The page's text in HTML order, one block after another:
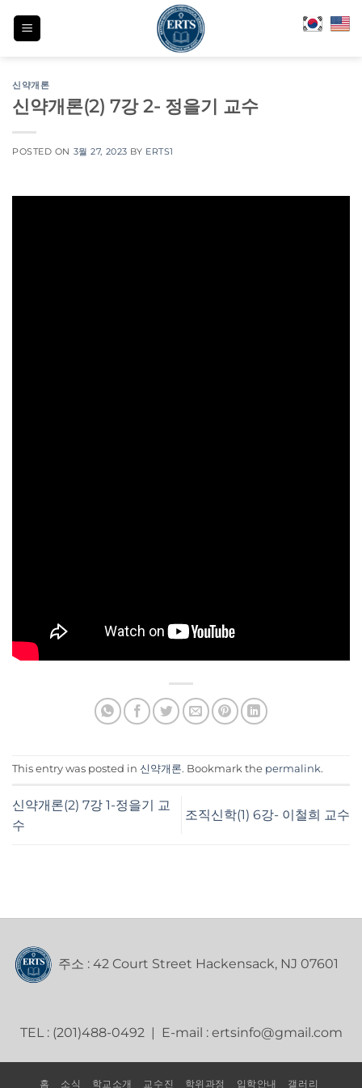
신약개론
신약개론(2) 7강 2- 정을기 교수
POSTED ON 3월 27, 2023 BY ERTS1
This entry was posted in 신약개론. Bookmark the permalink.
신약개론(2) 7강 1-정을기 교
수
조직신학(1) 6강- 이철희 교수
주소 : 42 Court Street Hackensack, NJ 07601
TEL : (201)488-0492 | E-mail : ertsinfo@gmail.com
홈 소식 학교소개 교수진 학위과정 입학안내 갤러리